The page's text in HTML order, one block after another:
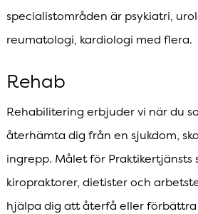
specialistområden är psykiatri,
reumatologi, kardiologi med flera.
Rehab
Rehabilitering erbjuder vi när du
återhämta dig från en sjukdom,
ingrepp. Målet för Praktikertjänsts
kiropraktorer, dietister och
hjälpa dig att återfå eller förbättra